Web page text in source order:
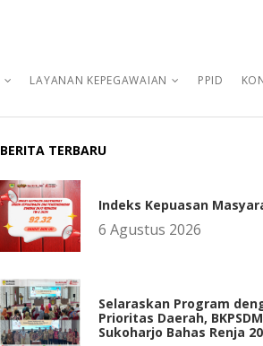
LAYANAN KEPEGAWAIAN PPID
BERITA TERBARU
Indeks Kepuasan
6 Agustus 2026
Selaraskan Program
Prioritas Daerah, BKPSDM
Sukoharjo Bahas Renja